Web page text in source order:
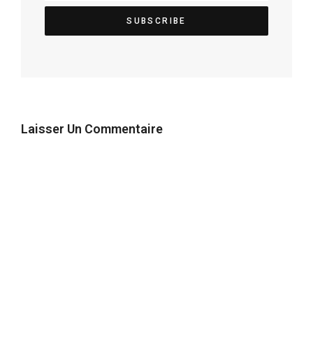
Laisser Un Commentaire